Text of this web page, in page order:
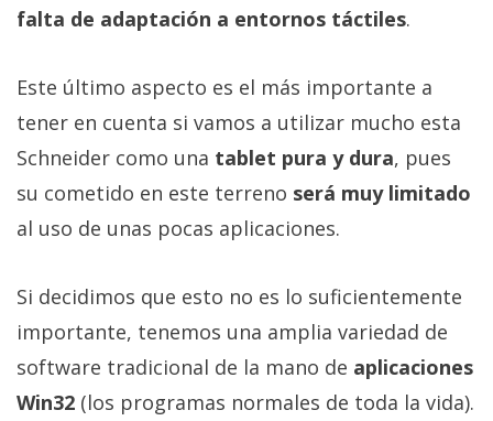
falta de adaptación a entornos táctiles.
Este último aspecto es el más importante a
tener en cuenta si vamos a utilizar mucho esta
Schneider como una tablet pura y dura, pues
su cometido en este terreno será muy limitado
al uso de unas pocas aplicaciones.
Si decidimos que esto no es lo suficientemente
importante, tenemos una amplia variedad de
software tradicional de la mano de aplicaciones
Win32 (los programas normales de toda la vida).